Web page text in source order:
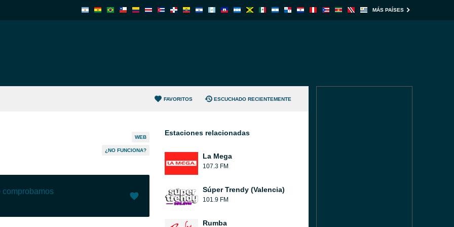
MÁS PAÍSES
FAVORITOS ESCUCHADO RECIENTEMENTE
WEB
¿NO FUNCIONA?
comprobamos
Estaciones relacionadas
La Mega
107.3 FM
Súper Trendy (Valencia)
101.9 FM
Rumba